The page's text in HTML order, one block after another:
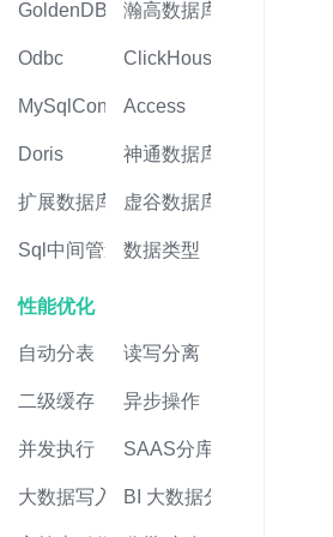
GoldenDB 瀚高数据库
Odbc ClickHouse
MySqlConnector
Access
Doris 神通数据库
扩展数据库 虚谷数据库
Sql中间管道 数据类型
性能优化
自动分表 读写分离
二级缓存 异步操作
并发执行 SAAS分库
大数据写入 BI 大数据分析